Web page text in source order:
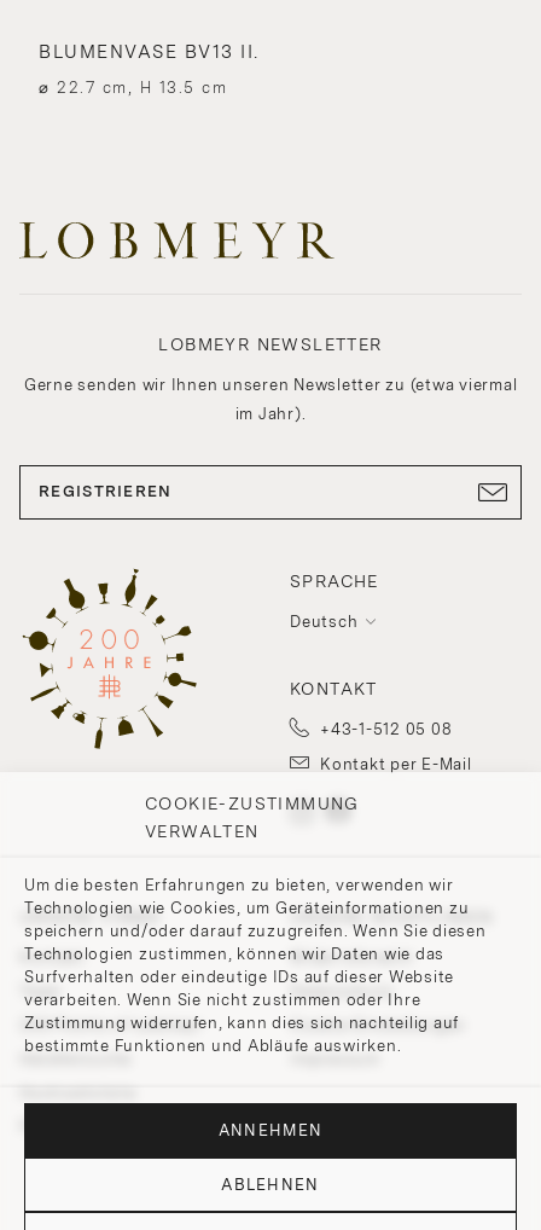
COOKIE-ZUSTIMMUNG
VERWALTEN
Um die besten Erfahrungen zu bieten, verwenden wir
Technologien wie Cookies, um Geräteinformationen zu
speichern und/oder darauf zuzugreifen. Wenn Sie diesen
Technologien zustimmen, können wir Daten wie das
Surfverhalten oder eindeutige IDs auf dieser Website
verarbeiten. Wenn Sie nicht zustimmen oder Ihre
Zustimmung widerrufen, kann dies sich nachteilig auf
bestimmte Funktionen und Abläufe auswirken.
ANNEHMEN
ABLEHNEN
BLUMENVASE BV13 II.
⌀ 22.7 cm, H 13.5 cm
SPRACHE
Deutsch
KONTAKT
+43-1-512 05 08
Kontakt per E-Mail
UNSERE FIRMA
Kontakt
200 Points of Lobmeyr
UNSERE RICHTLINIEN
Widerrufsrecht
Datenschutz
Cookie-Einstellungen
LOBMEYR NEWSLETTER
Gerne senden wir Ihnen unseren Newsletter zu (etwa viermal
im Jahr).
REGISTRIEREN